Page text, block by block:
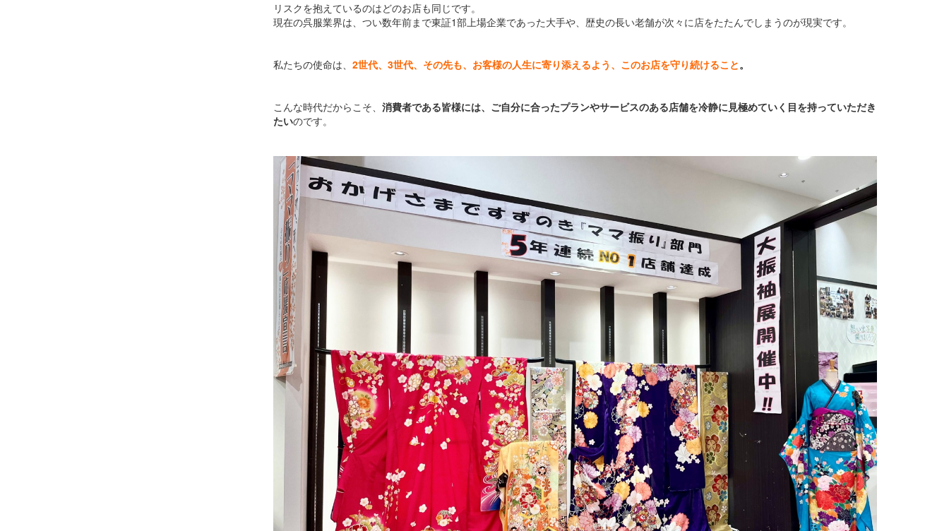
リスクを抱えているのはどのお店も同じです。
現在の呉服業界は、つい数年前まで東証1部上場企業であった大手や、歴史の長い老舗が次々に店をたたんでしまうのが現実です。
私たちの使命は、 2世代、3世代、その先も、お客様の人生に寄り添えるよう、このお店を守り続けること。
こんな時代だからこそ、 消費者である皆様には、ご自分に合ったプランやサービスのある店舗を冷静に見極めていく目を持っていただき
たいのです。